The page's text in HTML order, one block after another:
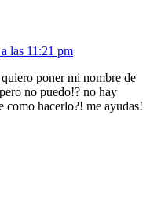
las 11:21 pm
poner mi nombre de
no puedo!? no hay
como hacerlo?! me ayudas!